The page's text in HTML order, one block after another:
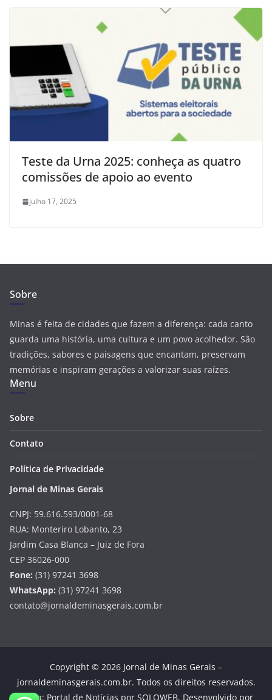
Teste da Urna 2025: conheça as quatro
comissões de apoio ao evento
julho 17, 2025
Sobre
Minas é feita de cidades que fazem a diferença: cada canto
guarda uma história, uma cultura e um povo acolhedor. São
tradições, sabores e paisagens que encantam, preservam
memórias e inspiram gerações a valorizar suas raízes.
Menu
Sobre
Contato
Política de Privacidade
Jornal de Minas Gerais
CNPJ: 59.616.593/0001-68
RUA: Monteriro Lobanto, 23
Jardim Casa Blanca – Juiz de Fora
CEP 36026-000
Fone: (31) 97241 3698
WhatsApp: (31) 97241 3698
contato@jornaldeminasgerais.com.br
Copyright © 2026 Jornal de Minas Gerais –
jornaldeminasgerais.com.br. Todos os direitos reservados.
Tema: Portal de Notícias por SOLOWEB. Desenvolvido por